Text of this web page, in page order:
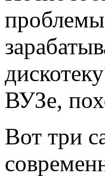
ВУЗе,
Вот три